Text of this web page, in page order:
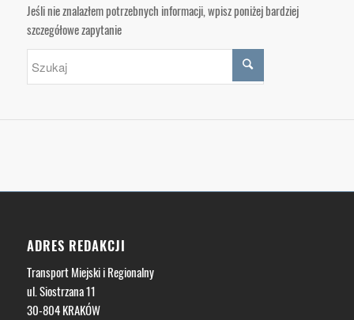
Jeśli nie znalazłem potrzebnych informacji, wpisz poniżej bardziej
szczegółowe zapytanie
ADRES REDAKCJI
Transport Miejski i Regionalny
ul. Siostrzana 11
30-804 KRAKÓW